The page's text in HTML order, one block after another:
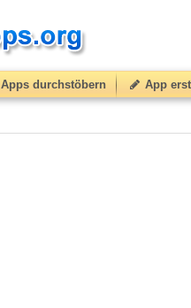
Apps durchstöbern App